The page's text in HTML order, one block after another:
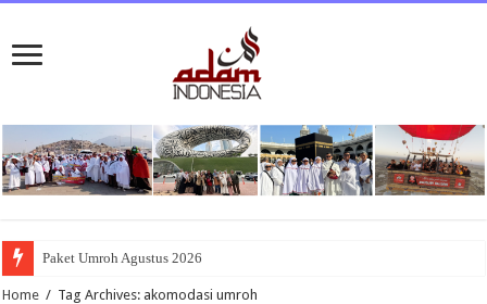
Paket Umroh Agustus 2026
Home / Tag Archives: akomodasi umroh